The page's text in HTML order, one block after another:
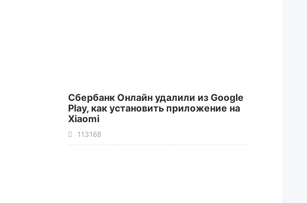
Сбербанк Онлайн удалили из Google
Play, как установить приложение на
Xiaomi
113168